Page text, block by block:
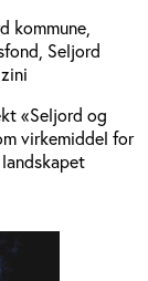
kommune,
Seljord
«Seljord og
virkemiddel for